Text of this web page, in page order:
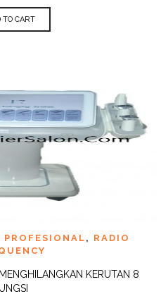
TO CART
, RADIO
KERUTAN 8